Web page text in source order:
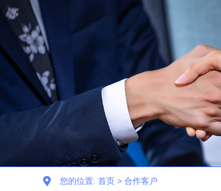
您的位置: 首页 > 合作客户